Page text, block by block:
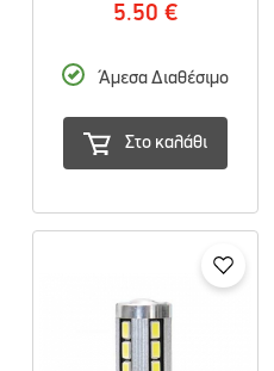
5.50 €
Άμεσα Διαθέσιμο
Στο καλάθι